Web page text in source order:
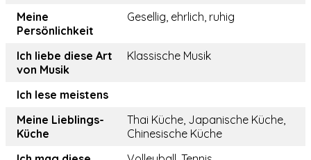
Meine
Persönlichkeit
Gesellig, ehrlich, ruhig
Ich liebe diese Art
von Musik
Klassische Musik
Ich lese meistens
Meine Lieblings-
Küche
Thai Küche, Japanische Küche,
Chinesische Küche